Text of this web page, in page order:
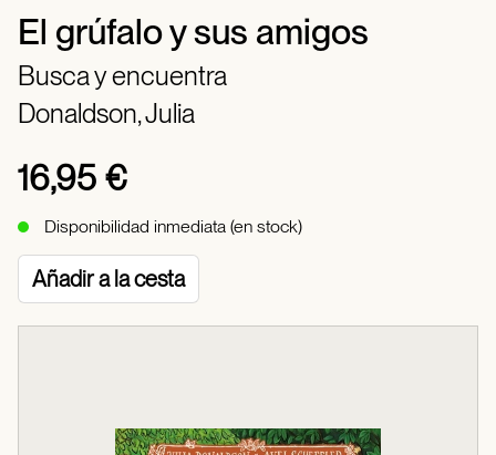
El grúfalo y sus amigos
Busca y encuentra
Donaldson, Julia
16,95 €
Disponibilidad inmediata (en stock)
Añadir a la cesta